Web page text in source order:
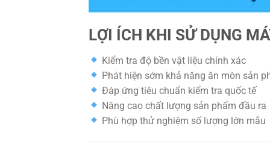
LỢI ÍCH KHI SỬ DỤNG
Kiểm tra độ bền vật liệu chính xác
Phát hiện sớm khả năng ăn mòn sản
Đáp ứng tiêu chuẩn kiểm tra quốc tế
Nâng cao chất lượng sản phẩm đầu ra
Phù hợp thử nghiệm số lượng lớn mẫu